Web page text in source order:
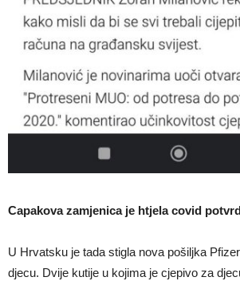
Capakova zamjenica je htjela covid
U Hrvatsku je tada stigla nova pošiljka
djecu. Dvije kutije u kojima je cjepivo za